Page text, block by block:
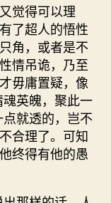
觉得可以理
了超人的悟性
角，或者是不
情吊诡，乃至
毋庸置疑，像
英魄，聚此一
就透的，岂不
合理了。可知
终得有他的愚